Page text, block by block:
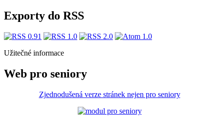
Exporty do RSS
Užitečné informace
Web pro seniory
Zjednodušená verze stránek nejen pro seniory